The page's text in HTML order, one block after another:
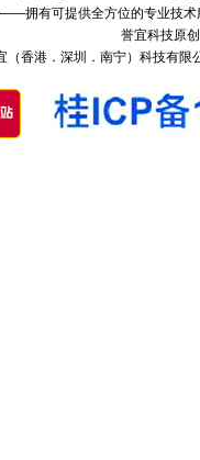
拥有可提供全方位的专业技
誉宜科技原
（香港．深圳．南宁）科技有